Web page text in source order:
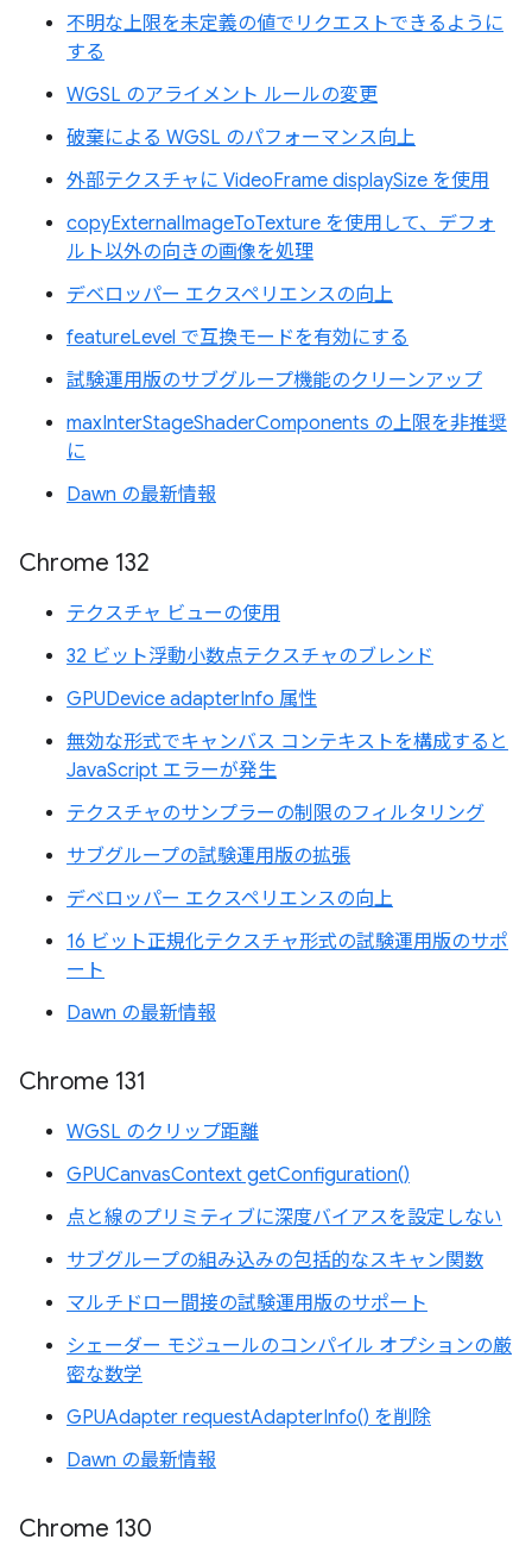
不明な上限を未定義の値でリクエストできるように
する
WGSL のアライメント ルールの変更
破棄による WGSL のパフォーマンス向上
外部テクスチャに VideoFrame displaySize を使用
copyExternalImageToTexture を使用して、デフォ
ルト以外の向きの画像を処理
デベロッパー エクスペリエンスの向上
featureLevel で互換モードを有効にする
試験運用版のサブグループ機能のクリーンアップ
maxInterStageShaderComponents の上限を非推奨
に
Dawn の最新情報
Chrome 132
テクスチャ ビューの使用
32 ビット浮動小数点テクスチャのブレンド
GPUDevice adapterInfo 属性
無効な形式でキャンバス コンテキストを構成すると
JavaScript エラーが発生
テクスチャのサンプラーの制限のフィルタリング
サブグループの試験運用版の拡張
デベロッパー エクスペリエンスの向上
16 ビット正規化テクスチャ形式の試験運用版のサポ
ート
Dawn の最新情報
Chrome 131
WGSL のクリップ距離
GPUCanvasContext getConfiguration()
点と線のプリミティブに深度バイアスを設定しない
サブグループの組み込みの包括的なスキャン関数
マルチドロー間接の試験運用版のサポート
シェーダー モジュールのコンパイル オプションの厳
密な数学
GPUAdapter requestAdapterInfo() を削除
Dawn の最新情報
Chrome 130